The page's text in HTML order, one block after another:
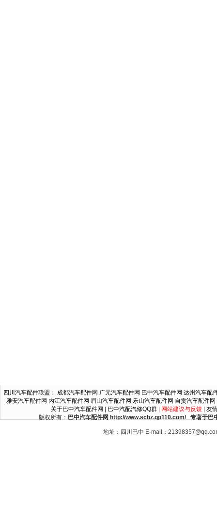
四川汽车配件联盟 ： 成都汽车配件网 广元汽车配件网 巴中汽车配件网 达州汽车配
雅安汽车配件网 内江汽车配件网 眉山汽车配件网 乐山汽车配件网 自贡汽车配件网
关于巴中汽车配件网
巴中汽配汽修QQ群| 网站建议与反馈| 友
版权所有： 巴中汽车配件网 http://www.scbz.qp110.com/ 专著于巴
地址：四川巴中 E-mail：